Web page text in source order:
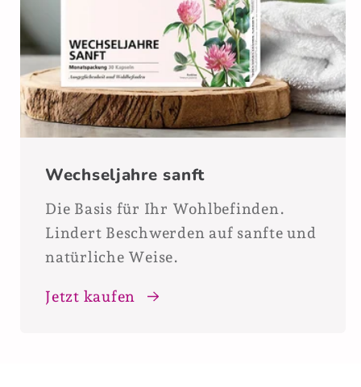
Wechseljahre sanft
Die Basis für Ihr Wohlbefinden.
Lindert Beschwerden auf sanfte und
natürliche Weise.
Jetzt kaufen